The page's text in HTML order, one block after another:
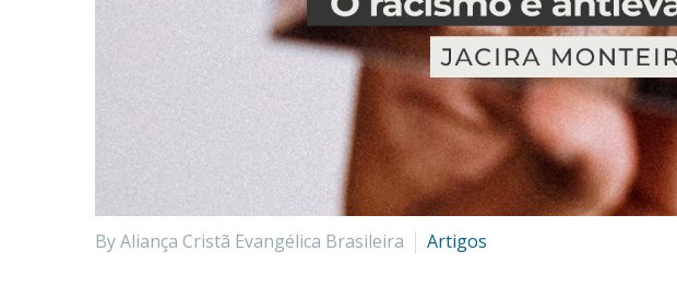
By Aliança Cristã Evangélica Brasileira Artigos